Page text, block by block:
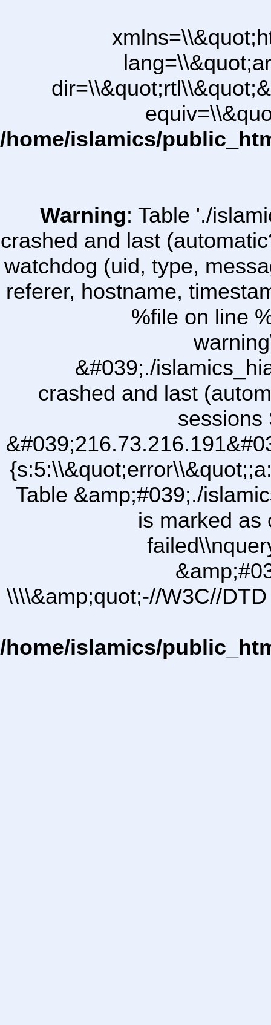
/home/islamics/
Warning: Table './
crashed and last
watchdog (uid, type,
referer, hostname,
%file on line
&#039;./
crashed and last
sessions
Table &amp;#039;./
is marked as
\\\\&amp;quot;-//W3C//
/home/islamics/